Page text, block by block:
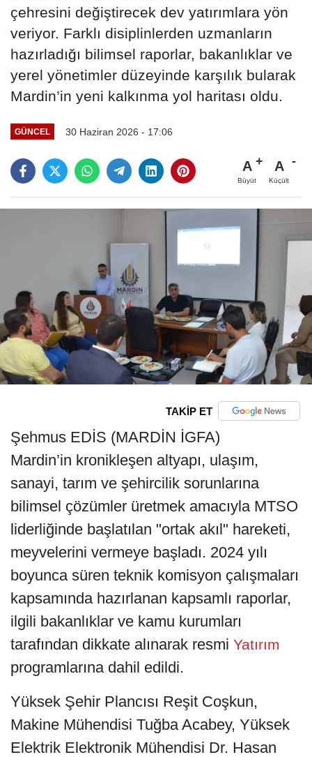
çehresini değiştirecek dev yatırımlara yön
veriyor. Farklı disiplinlerden uzmanların
hazırladığı bilimsel raporlar, bakanlıklar ve
yerel yönetimler düzeyinde karşılık bularak
Mardin’in yeni kalkınma yol haritası oldu.
GÜNCEL 30 Haziran 2026 - 17:06
A
Büyüt
A
Küçült
TAKİP ET
Şehmus EDİS (MARDİN İGFA)
Mardin’in kronikleşen altyapı, ulaşım,
sanayi, tarım ve şehircilik sorunlarına
bilimsel çözümler üretmek amacıyla MTSO
liderliğinde başlatılan "ortak akıl" hareketi,
meyvelerini vermeye başladı. 2024 yılı
boyunca süren teknik komisyon çalışmaları
kapsamında hazırlanan kapsamlı raporlar,
ilgili bakanlıklar ve kamu kurumları
tarafından dikkate alınarak resmi Yatırım
programlarına dahil edildi.
Yüksek Şehir Plancısı Reşit Coşkun,
Makine Mühendisi Tuğba Acabey, Yüksek
Elektrik Elektronik Mühendisi Dr. Hasan